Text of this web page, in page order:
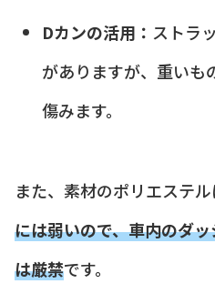
Dカンの活用： ストラ
がありますが、重いも
傷みます。
また、素材のポリエステル
には弱いので、車内のダ
は厳禁です。